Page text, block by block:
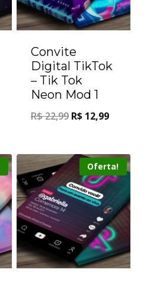
Convite
Digital TikTok
– Tik Tok
Neon Mod 1
R$22,99 R$ 12,99
Oferta!